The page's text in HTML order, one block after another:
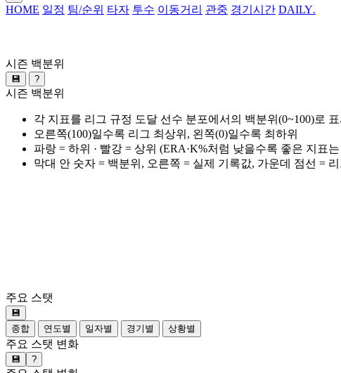
HOME 일정 팀/순위 타자 투수 이동거리 관중 경기시간 DAILY.
시즌 백분위
💾 ?
시즌 백분위
각 지표를 리그 규정 도달 선수 분포에서의 백분위(0~100)로 표
오른쪽(100)일수록 리그 최상위, 왼쪽(0)일수록 최하위
파랑 = 하위 · 빨강 = 상위 (ERA·K%처럼 낮을수록 좋은 지표
막대 안 숫자 = 백분위, 오른쪽 = 실제 기록값, 가운데 점선 =
주요 스탯
💾
종합
연도별 일자별 경기별 상황별
주요 스탯 변화
💾 ?